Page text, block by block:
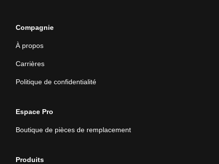
Compagnie
À propos
Carrières
Politique de confidentialité
Espace Pro
Boutique de pièces de remplacement
Produits